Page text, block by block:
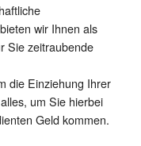
wir Ihnen als
Sie zeitraubende
die Einziehung Ihrer
um Sie hierbei
Geld kommen.